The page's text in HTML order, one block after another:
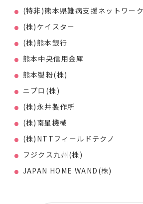
(特非)熊本県難病支援ネットワーク
(株)ケイスター
(株)熊本銀行
熊本中央信用金庫
熊本製粉(株)
ニプロ(株)
(株)永井製作所
(株)南星機械
(株)NTTフィールドテクノ
フジクス九州(株)
JAPAN HOME WAND(株)